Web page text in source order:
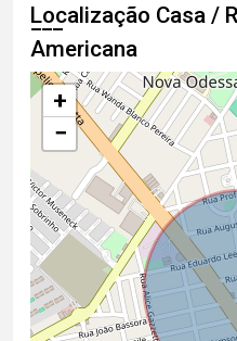
Localização Casa /
Americana
+
−